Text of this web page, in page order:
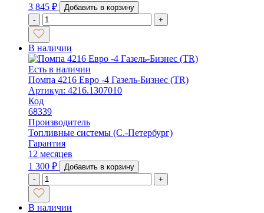
3 845 ₽
Добавить в корзину
-
+
В наличии
Есть в наличии
Помпа 4216 Евро -4 Газель-Бизнес (TR)
Артикул: 4216.1307010
Код
68339
Производитель
Топливные системы (С.-Петербург)
Гарантия
12 месяцев
1 300 ₽
Добавить в корзину
-
+
В наличии